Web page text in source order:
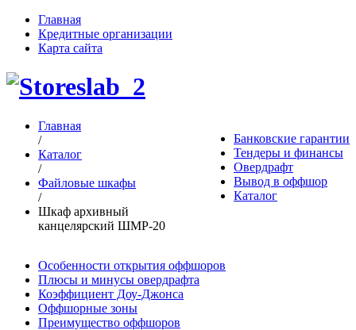
Главная
Кредитные организации
Карта сайта
Банковские гарантии
Тендеры и финансы
Овердрафт
Вывод в оффшор
Каталог
Главная
/
Каталог
/
Файловые шкафы
/
Шкаф архивный
канцелярский ШМР-20
Особенности открытия оффшоров
Плюсы и минусы овердрафта
Коэффициент Доу-Джонса
Оффшорные зоны
Преимущество оффшоров